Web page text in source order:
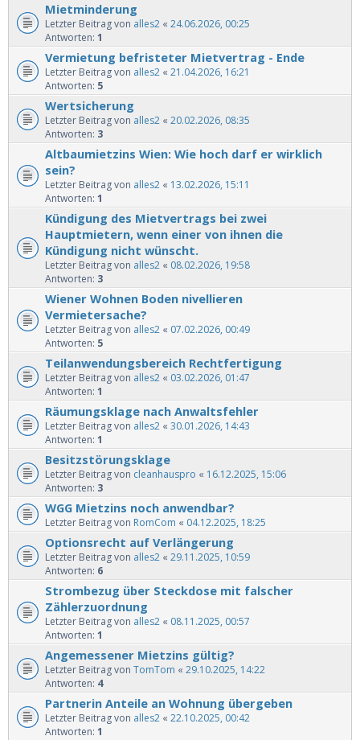
Mietminderung
Letzter Beitrag von alles2 « 24.06.2026, 00:25
Antworten: 1
Vermietung befristeter Mietvertrag - Ende
Letzter Beitrag von alles2 « 21.04.2026, 16:21
Antworten: 5
Wertsicherung
Letzter Beitrag von alles2 « 20.02.2026, 08:35
Antworten: 3
Altbaumietzins Wien: Wie hoch darf er wirklich
sein?
Letzter Beitrag von alles2 « 13.02.2026, 15:11
Antworten: 1
Kündigung des Mietvertrags bei zwei
Hauptmietern, wenn einer von ihnen die
Kündigung nicht wünscht.
Letzter Beitrag von alles2 « 08.02.2026, 19:58
Antworten: 3
Wiener Wohnen Boden nivellieren
Vermietersache?
Letzter Beitrag von alles2 « 07.02.2026, 00:49
Antworten: 5
Teilanwendungsbereich Rechtfertigung
Letzter Beitrag von alles2 « 03.02.2026, 01:47
Antworten: 1
Räumungsklage nach Anwaltsfehler
Letzter Beitrag von alles2 « 30.01.2026, 14:43
Antworten: 1
Besitzstörungsklage
Letzter Beitrag von cleanhauspro « 16.12.2025, 15:06
Antworten: 3
WGG Mietzins noch anwendbar?
Letzter Beitrag von RomCom « 04.12.2025, 18:25
Optionsrecht auf Verlängerung
Letzter Beitrag von alles2 « 29.11.2025, 10:59
Antworten: 6
Strombezug über Steckdose mit falscher
Zählerzuordnung
Letzter Beitrag von alles2 « 08.11.2025, 00:57
Antworten: 1
Angemessener Mietzins gültig?
Letzter Beitrag von TomTom « 29.10.2025, 14:22
Antworten: 4
Partnerin Anteile an Wohnung übergeben
Letzter Beitrag von alles2 « 22.10.2025, 00:42
Antworten: 1